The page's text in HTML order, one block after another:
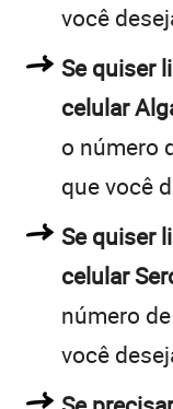
você
Se quiser
celular
o número
que você
Se quiser
celular
número
você